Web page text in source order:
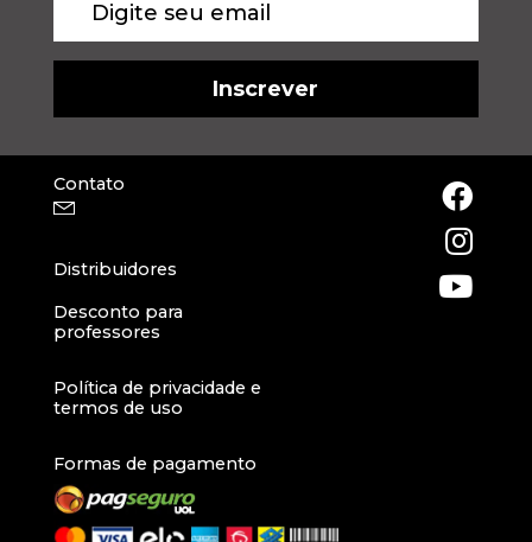
Contato
Distribuidores
Desconto para
professores
Política de privacidade e
termos de uso
Formas de pagamento